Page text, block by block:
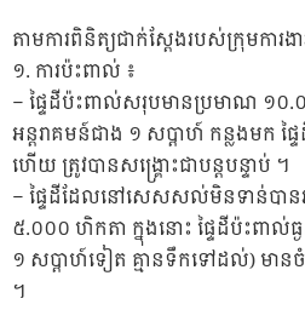
តាមការពិនិត្យជាក់ស្តែងរបស់ក្រុមការ
១. ការប៉ះពាល់ ៖
– ផ្ទៃដីប៉ះពាល់សរុបមានប្រមាណ ១០.
អន្តរាគមន៍ជាង ១ សប្តាហ៍ កន្លងមក
ហើយ ត្រូវបានសង្គ្រោះជាបន្តបន្ទាប់ ។
– ផ្ទៃដីដែលនៅសេសសល់មិនទាន់បាន
៥.០០០ ហិកតា ក្នុងនោះ ផ្ទៃដីប៉ះពាល់
១ សប្តាហ៍ទៀត គ្មានទឹកទៅដល់) មា
។